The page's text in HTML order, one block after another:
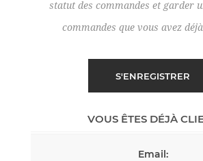
statut des commandes et garder
commandes que vous avez
VOUS ÊTES DÉJÀ
Email: